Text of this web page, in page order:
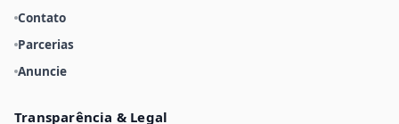
Contato
Parcerias
Anuncie
Transparência & Legal